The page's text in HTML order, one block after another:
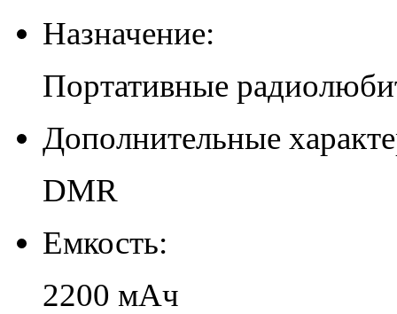
Назначение:
Портативные
Дополнительные
DMR
Емкость:
2200 мАч